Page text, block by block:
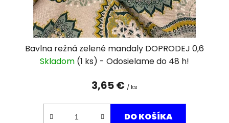
Bavlna režná zelené mandaly DOPRODEJ 0,6
Skladom (1 ks)
3,65 € / ks
DO KOŠÍKA